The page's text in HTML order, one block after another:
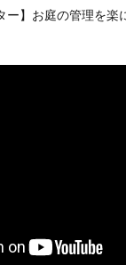
ー】お庭の管理を